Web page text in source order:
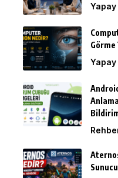
Yapay
Yapay